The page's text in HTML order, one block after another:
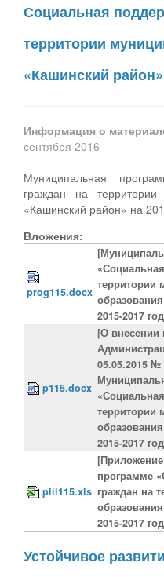
Социальная
территории
«Кашинский
Информация о
сентября 2016
Муниципальная
граждан на территории
«Кашинский район» на
Вложения:
prog115.docx
территории
2015-2017
p115.docx
[О внесении
05.05.2015 №
территории
2015-2017
plil115.xls
программе
граждан на
2015-2017
Устойчивое